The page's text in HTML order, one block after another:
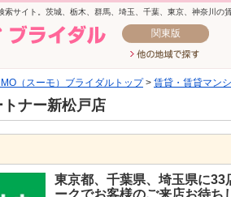
索サイト。茨城、栃木、群馬、埼玉、千葉、東京、神奈川の
関東版
（スーモ）ブライダルトップ> 賃貸・賃貸マン
ナー新松戸店
東京都、千葉県、埼玉県に33
ークでお客様のご来店お待ち